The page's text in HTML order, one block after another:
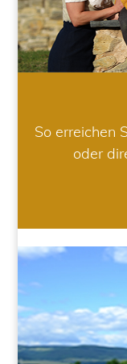
So erreichen
oder